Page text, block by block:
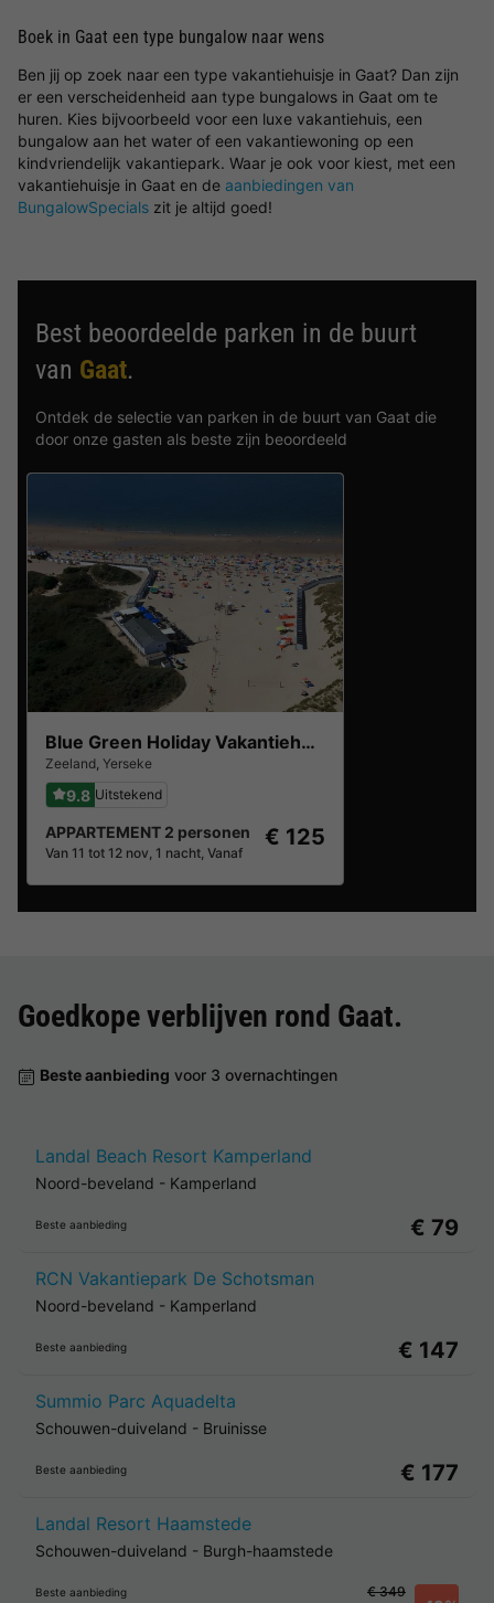
Boek in Gaat een type bungalow naar wens
Ben jij op zoek naar een type vakantiehuisje in Gaat? Dan zijn
er een verscheidenheid aan type bungalows in Gaat om te
huren. Kies bijvoorbeeld voor een luxe vakantiehuis, een
bungalow aan het water of een vakantiewoning op een
kindvriendelijk vakantiepark. Waar je ook voor kiest, met een
vakantiehuisje in Gaat en de aanbiedingen van
BungalowSpecials zit je altijd goed!
Best beoordeelde parken in de buurt
van Gaat.
Ontdek de selectie van parken in de buurt van Gaat die
door onze gasten als beste zijn beoordeeld
Blue Green Holiday Vakantiehuizen
Zeeland, Yerseke
9.8 Uitstekend
APPARTEMENT 2 personen
Van 11 tot 12 nov, 1 nacht, Vanaf
€ 125
Goedkope verblijven rond Gaat.
Beste aanbieding voor 3 overnachtingen
Landal Beach Resort Kamperland
Noord-beveland - Kamperland
Beste aanbieding € 79
RCN Vakantiepark De Schotsman
Noord-beveland - Kamperland
Beste aanbieding € 147
Summio Parc Aquadelta
Schouwen-duiveland - Bruinisse
Beste aanbieding € 177
Landal Resort Haamstede
Schouwen-duiveland - Burgh-haamstede
Beste aanbieding € 349